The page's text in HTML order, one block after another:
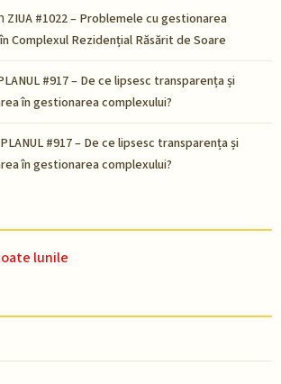
ZIUA #1022 – Problemele cu gestionarea
Complexul Rezidențial Răsărit de Soare
#917 – De ce lipsesc transparența și
în gestionarea complexului?
PLANUL #917 – De ce lipsesc transparența și
în gestionarea complexului?
lunile